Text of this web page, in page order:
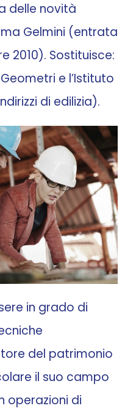
delle novità
Gelmini (entrata
2010). Sostituisce:
e l’Istituto
di edilizia).
in grado di
del patrimonio
il suo campo
operazioni di